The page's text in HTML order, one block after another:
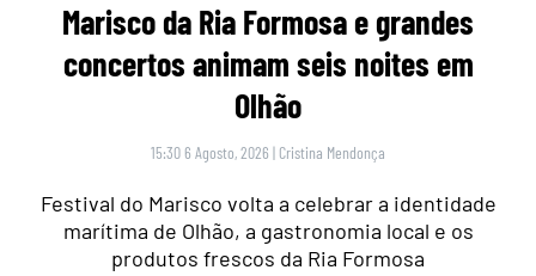
Marisco da Ria Formosa e grandes
concertos animam seis noites em
Olhão
15:30 6 Agosto, 2026 | Cristina Mendonça
Festival do Marisco volta a celebrar a identidade
marítima de Olhão, a gastronomia local e os
produtos frescos da Ria Formosa